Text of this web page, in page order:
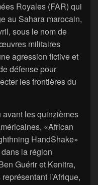
Royales (FAR) qui
au Sahara marocain,
sous le nom de
militaires
agression fictive et
défense pour
les frontières du
les quinzièmes
«African
HandShake»
la région
Guérir et Kenitra,
l’Afrique,